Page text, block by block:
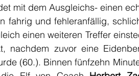
mit dem Ausgleichs- einen
fahrig und fehleranfällig,
einen weiteren Treffer
nachdem zuvor eine
(60.). Binnen fünfzehn